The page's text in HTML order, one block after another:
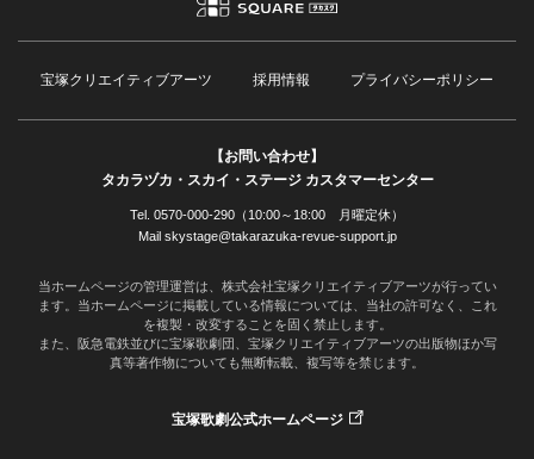
宝塚クリエイティブアーツ 採用情報 プライバシーポリシー
【お問い合わせ】
タカラヅカ・スカイ・ステージ カスタマーセンター
Tel. 0570-000-290（10:00～18:00 月曜定休）
Mail skystage@takarazuka-revue-support.jp
当ホームページの管理運営は、株式会社宝塚クリエイティブアーツが行ってい
ます。当ホームページに掲載している情報については、当社の許可なく、これ
を複製・改変することを固く禁止します。
また、阪急電鉄並びに宝塚歌劇団、宝塚クリエイティブアーツの出版物ほか写
真等著作物についても無断転載、複写等を禁じます。
宝塚歌劇公式ホームページ